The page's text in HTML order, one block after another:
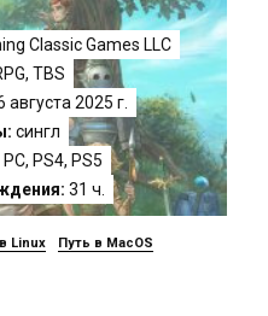
Classic Games LLC
,TBS
августа 2025 г.
сингл
PC, PS4, PS5
31 ч.
Linux Путь в MacOS